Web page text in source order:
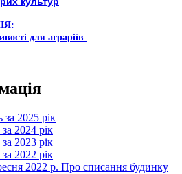
для аграріїв
за 2025 рік
2024 рік
2023 рік
2022 рік
2022 р. Про списання будинку